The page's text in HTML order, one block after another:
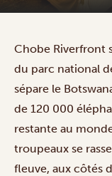
Chobe Riverfront
du parc national
sépare le
de 120 000
restante au
troupeaux se
fleuve, aux côtés